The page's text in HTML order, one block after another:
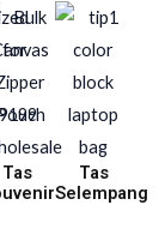
Tas
Tas
Selempang